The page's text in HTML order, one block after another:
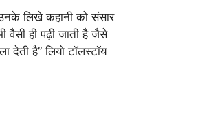
लिखे कहानी को संसार
ही पढ़ी जाती है जैसे
देती है” लियो टॉलस्टॉय